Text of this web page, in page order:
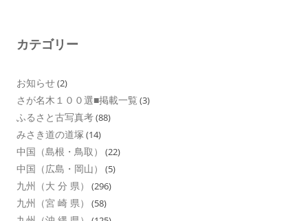
カテゴリー
お知らせ(2)
さが名木１００選■掲載一覧 (3)
ふるさと古写真考(88)
みさき道の道塚 (14)
中国（島根・鳥取） (22)
中国（広島・岡山） (5)
九州（大 分 県） (296)
九州（宮 崎 県） (58)